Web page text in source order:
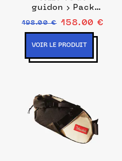
guidon › Pack
Kudo + Rollmop
-20%
198.00 € 158.00 €
VOIR LE PRODUIT